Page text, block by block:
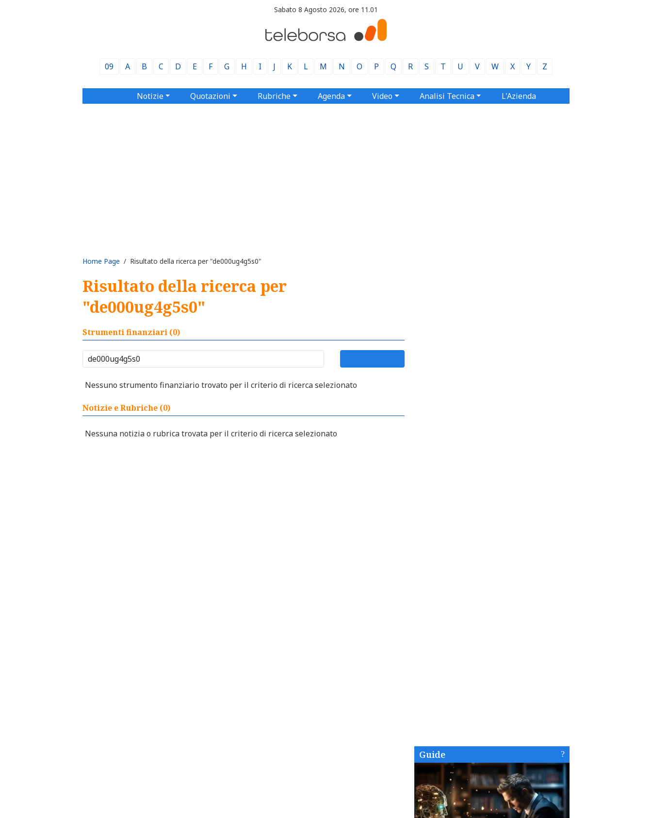
Sabato 8 Agosto 2026, ore 11.01
09 A B C D E F G H I J K L M N O P Q R S T U V W X Y Z
Notizie Quotazioni Rubriche Agenda Video Analisi Tecnica L'Azienda
Home Page / Risultato della ricerca per "de000ug4g5s0"
Risultato della ricerca per
"de000ug4g5s0"
Strumenti finanziari (0)
Nessuno strumento finanziario trovato per il criterio di ricerca selezionato
Notizie e Rubriche (0)
Nessuna notizia o rubrica trovata per il criterio di ricerca selezionato
Guide